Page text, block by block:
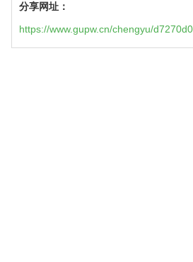
分享网址：
https://www.gupw.cn/chengyu/